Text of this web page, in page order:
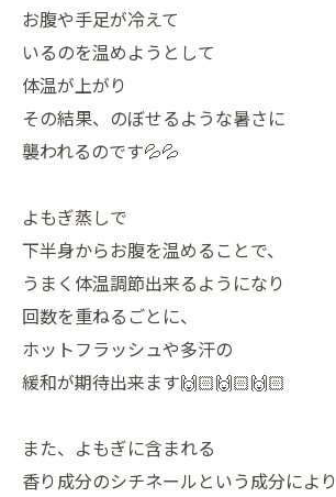
お腹や手足が冷えて
いるのを温めようとして
体温が上がり
その結果、のぼせるような暑さに
襲われるのです💦💦
よもぎ蒸しで
下半身からお腹を温めることで、
うまく体温調節出来るようになり
回数を重ねるごとに、
ホットフラッシュや多汗の
緩和が期待出来ます🙌🏻🙌🏻🙌🏻
また、よもぎに含まれる
香り成分のシチネールという成分により